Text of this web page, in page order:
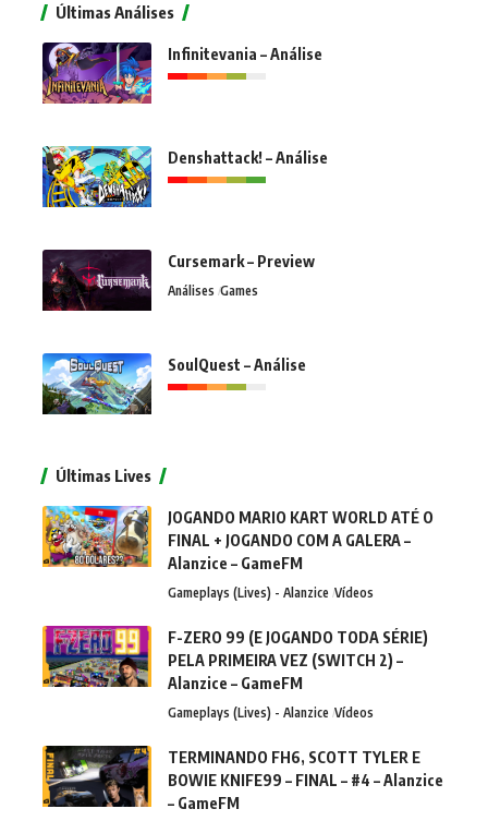
Últimas Análises
Infinitevania – Análise
Denshattack! – Análise
Cursemark – Preview
Análises Games
SoulQuest – Análise
Últimas Lives
JOGANDO MARIO KART WORLD ATÉ O
FINAL + JOGANDO COM A GALERA –
Alanzice – GameFM
Gameplays (Lives) - Alanzice Vídeos
F-ZERO 99 (E JOGANDO TODA SÉRIE)
PELA PRIMEIRA VEZ (SWITCH 2) –
Alanzice – GameFM
Gameplays (Lives) - Alanzice Vídeos
TERMINANDO FH6, SCOTT TYLER E
BOWIE KNIFE99 – FINAL – #4 – Alanzice
– GameFM